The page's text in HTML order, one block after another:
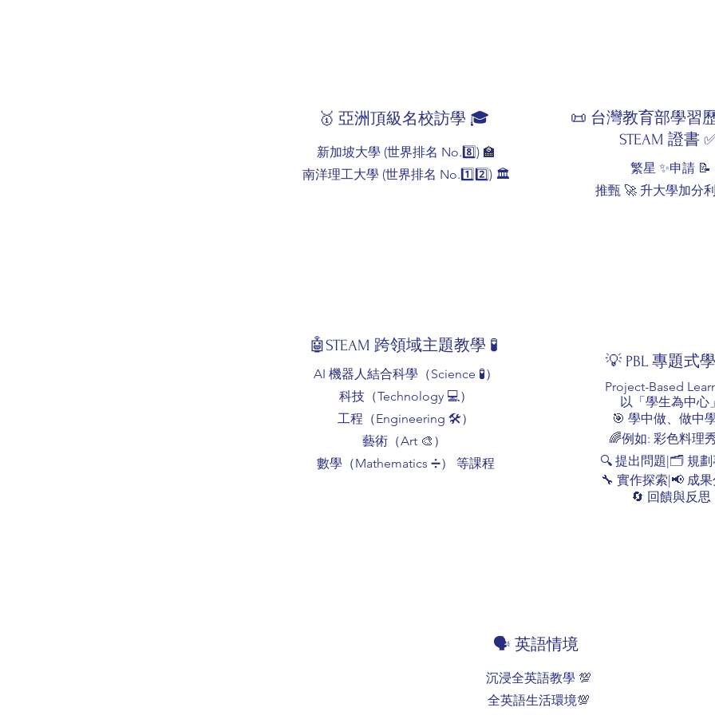
🥇 亞洲頂級名校訪學 🎓
新加坡大學 (世界排名 No.8️⃣) 🏫
南洋理工大學 (世界排名 No.1️⃣2️⃣) 🏛️
🤖STEAM 跨領域主題教學 🧪
AI 機器人結合科學（Science 🧪）
科技（Technology 💻）
工程（Engineering 🛠️）
藝術（Art 🎨）
數學（Mathematics ➗） 等課程
📜 台灣教育部學習
STEAM 證書
繁星 ✨申請 📝
推甄 🚀 升大學加分
💡 PBL 專題式
Project-Based
以「學生為中心」
🎯 學中做、做中
🌈例如: 彩色料理
🔍 提出問題|🗂️ 規劃
🔧 實作探索|📢 成
🔄 回饋與反思
🗣️ 英語情境
沉浸全英語教學 💯
全英語生活環境💯